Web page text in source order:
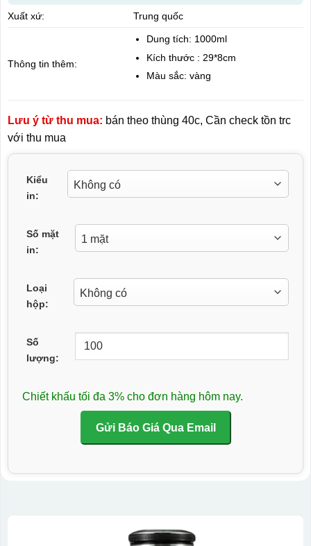
Xuất xứ: Trung quốc
Thông tin thêm:
Dung tích: 1000ml
Kích thước : 29*8cm
Màu sắc: vàng
Lưu ý từ thu mua: bán theo thùng 40c, Cần check tồn trc
với thu mua
Kiểu
in:
Số mặt
in:
Loại
hộp:
Số
lượng:
Chiết khấu tối đa 3% cho đơn hàng hôm nay.
Gửi Báo Giá Qua Email